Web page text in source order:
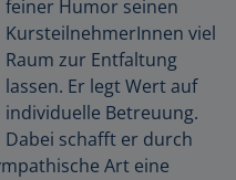
feiner Humor seinen
KursteilnehmerInnen viel
Raum zur Entfaltung
lassen. Er legt Wert auf
individuelle Betreuung.
Dabei schafft er durch
Art eine